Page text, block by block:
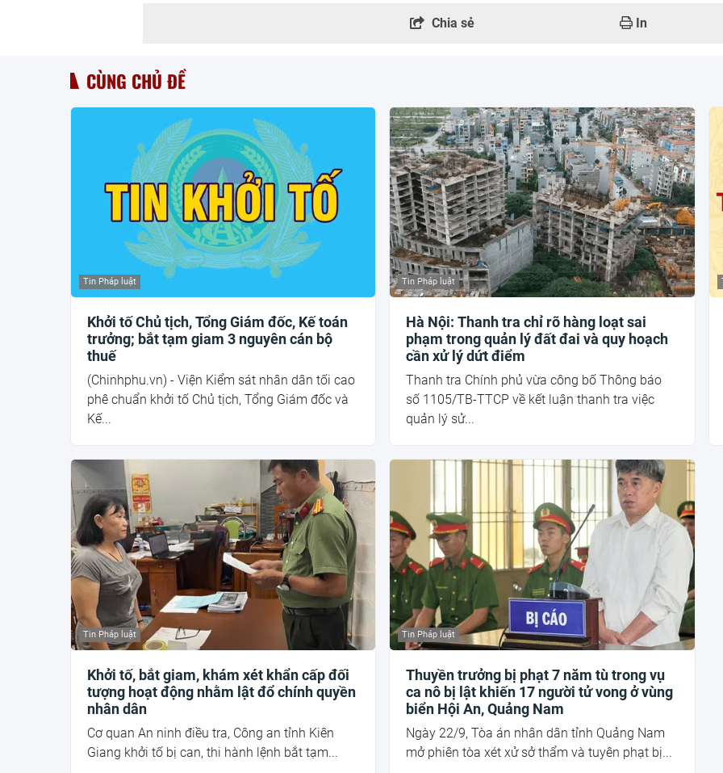
Chia sẻ In
CÙNG CHỦ ĐỀ
Tin Pháp luật
Khởi tố Chủ tịch, Tổng Giám đốc, Kế toán
trưởng; bắt tạm giam 3 nguyên cán bộ
thuế
(Chinhphu.vn) - Viện Kiểm sát nhân dân tối cao
phê chuẩn khởi tố Chủ tịch, Tổng Giám đốc và
Kế...
Tin Pháp luật
Hà Nội: Thanh tra chỉ rõ hàng loạt sai
phạm trong quản lý đất đai và quy hoạch
cần xử lý dứt điểm
Thanh tra Chính phủ vừa công bố Thông báo
số 1105/TB-TTCP về kết luận thanh tra việc
quản lý sử...
Tin Pháp luật
Khởi tố, bắt giam, khám xét khẩn cấp đối
tượng hoạt động nhằm lật đổ chính quyền
nhân dân
Cơ quan An ninh điều tra, Công an tỉnh Kiên
Giang khởi tố bị can, thi hành lệnh bắt tạm...
Tin Pháp luật
Thuyền trưởng bị phạt 7 năm tù trong vụ
ca nô bị lật khiến 17 người tử vong ở vùng
biển Hội An, Quảng Nam
Ngày 22/9, Tòa án nhân dân tỉnh Quảng Nam
mở phiên tòa xét xử sở thẩm và tuyên phạt bị...